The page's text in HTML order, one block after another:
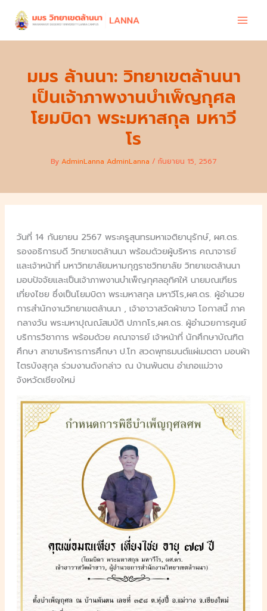
มมร ล้านนา: วิทยาเขตล้านนา
เป็นเจ้าภาพงานบำเพ็ญกุศล
โยมบิดา พระมหาสกุล มหาวี
โร
By AdminLanna AdminLanna / กันยายน 15, 2567
วันที่ 14 กันยายน 2567 พระครูสุนทรมหาเจติยานุรักษ์, ผศ.ดร.
รองอธิการบดี วิทยาเขตล้านนา พร้อมด้วยผู้บริหาร คณาจารย์
และเจ้าหน้าที่ มหาวิทยาลัยมหามกุฎราชวิทยาลัย วิทยาเขตล้านนา
มอบปัจจัยและเป็นเจ้าภาพงานบำเพ็ญกุศลอุทิศให้ นายมณเฑียร
เที่ยงไชย ซึ่งเป็นโยมบิดา พระมหาสกุล มหาวีโร,ผศ.ดร. ผู้อำนวย
การสำนักงานวิทยาเขตล้านนา , เจ้าอาวาสวัดผ้าขาว โอกาสนี้ ภาค
กลางวัน พระมหาปุณณ์สมบัติ ปภากโร,ผศ.ดร. ผู้อำนวยการศูนย์
บริการวิชาการ พร้อมด้วย คณาจารย์ เจ้าหน้าที่ นักศึกษาบัณฑิต
ศึกษา สาขาบริหารการศึกษา ป.โท สวดพุทธมนต์แผ่เมตตา มอบผ้า
ไตรบังสุกุล ร่วมงานดังกล่าว ณ บ้านพันตน อำเภอแม่วาง
จังหวัดเชียงใหม่